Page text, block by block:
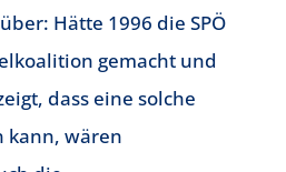
Hätte 1996 die SPÖ
gemacht und
dass eine solche
kann, wären